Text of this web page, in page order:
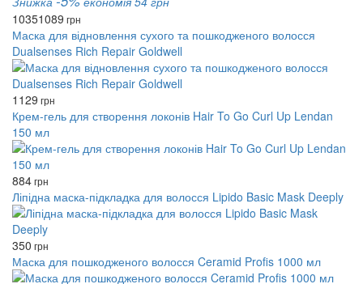
10351089 грн
Маска для відновлення сухого та пошкодженого волосся
Dualsenses Rich Repair Goldwell
1129 грн
Крем-гель для створення локонів Hair To Go Curl Up Lendan
150 мл
884грн
Ліпідна маска-підкладка для волосся Lipido Basic Mask Deeply
350 грн
Маска для пошкодженого волосся Ceramid Profis 1000 мл